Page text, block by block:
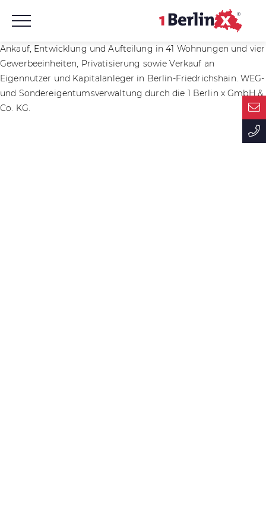
Ankauf, Entwicklung und Aufteilung in 41 Wohnungen und vier
Gewerbeeinheiten, Privatisierung sowie Verkauf an
Eigennutzer und Kapitalanleger in Berlin-Friedrichshain. WEG-
und Sondereigentumsverwaltung durch die 1 Berlin x GmbH &
Co. KG.